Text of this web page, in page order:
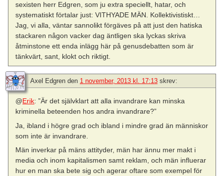
sexisten herr Edgren, som ju extra speciellt, hatar, och
systematiskt förtalar just: VITHYADE MÄN. Kollektivistiskt…
Jag, vi alla, väntar sannolikt förgäves på att just den hatiska
stackaren någon vacker dag äntligen ska lyckas skriva
åtminstone ett enda inlägg här på genusdebatten som är
tänkvärt, sant, klokt och riktigt.
Axel Edgren den 1 november, 2013 kl. 17:13 skrev:
@Erik: ”Är det självklart att alla invandrare kan minska
kriminella beteenden hos andra invandrare?”
Ja, ibland i högre grad och ibland i mindre grad än människor
som inte är invandrare.
Män inverkar på mäns attityder, män har ännu mer makt i
media och inom kapitalismen samt reklam, och män influerar
hur en man ska bete sig och agerar oftare som exempel för